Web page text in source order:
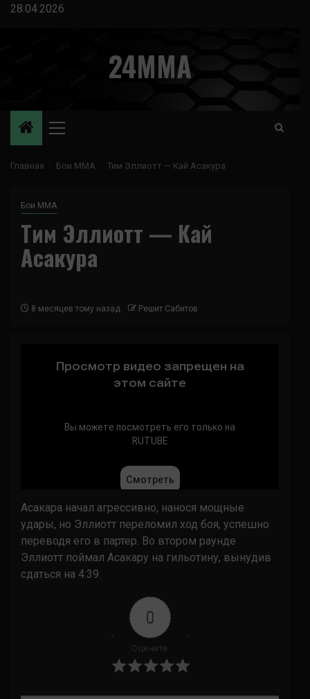
Перейти
28.04.2026
24MMA
Основное
Главная Бои ММА Тим Эллиотт — Кай Асакура
Бои ММА
Тим Эллиотт — Кай
Асакура
8 месяцев тому назад Решит Сабитов
Асакара начал агрессивно, нанося мощные
удары, но Эллиотт переломил ход боя, успешно
переводя его в партер. Во втором раунде
Эллиотт поймал Асакару на гильотину, вынудив
сдаться на 4:39.
0
Оцените